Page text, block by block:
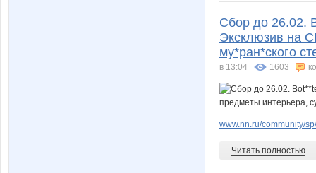
Сбор до 26.02.
Эксклюзив на
му*paн*cкoгo
в 13:04 1603
www.nn.ru/community/
Читать полностью